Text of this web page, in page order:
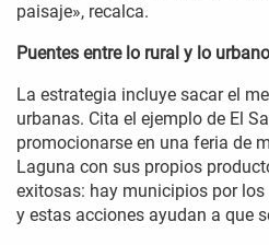
paisaje», recalca.
Puentes entre lo rural y lo urbano
La estrategia incluye sacar el
urbanas. Cita el ejemplo de El
promocionarse en una feria de
Laguna con sus propios
exitosas: hay municipios por los
y estas acciones ayudan a que